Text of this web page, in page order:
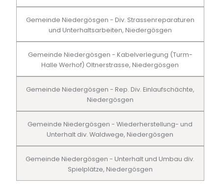
Gemeinde Niedergösgen - Div. Strassenreparaturen
und Unterhaltsarbeiten, Niedergösgen
Gemeinde Niedergösgen - Kabelverlegung (Turm-
Halle Werhof) Oltnerstrasse, Niedergösgen
Gemeinde Niedergösgen - Rep. Div. Einlaufschächte,
Niedergösgen
Gemeinde Niedergösgen - Wiederherstellung- und
Unterhalt div. Waldwege, Niedergösgen
Gemeinde Niedergösgen - Unterhalt und Umbau div.
Spielplätze, Niedergösgen